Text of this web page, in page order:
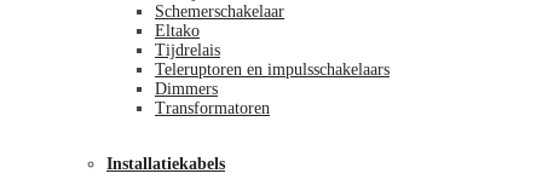
Schemerschakelaar
Eltako
Tijdrelais
Teleruptoren en impulsschakelaars
Dimmers
Transformatoren
Installatiekabels